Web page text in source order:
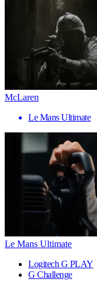
McLaren
Le Mans Ultimate
Le Mans Ultimate
Logitech G PLAY
G Challenge